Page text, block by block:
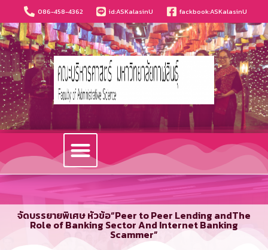
086-458-4362 id:ASKalasinU fackbook:ASKalasinU
จัดบรรยายพิเศษ หัวข้อ“Peer to Peer Lending andThe
Role of Banking Sector And Internet Banking
Scammer”